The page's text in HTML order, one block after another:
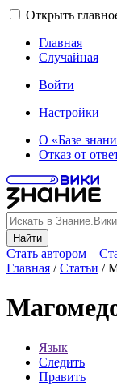
Открыть
Главная
Случайная
Войти
Настройки
О «Базе
Отказ от
Найти
Стать автором
Главная /Статьи /
Язык
Следить
Править